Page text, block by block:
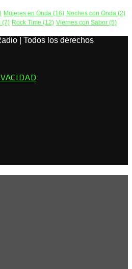
Mujeres en Onda (16) Noches con Onda (2)
(7) Rock Time (12) Viernes con Sabor (5)
| Todos los derechos